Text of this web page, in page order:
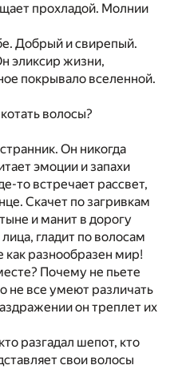
прохладой. Молнии
Добрый и свирепый.
эликсир жизни,
покрывало вселенной.
волосы?
Он никогда
эмоции и запахи
то встречает рассвет,
Скачет по загривкам
и манит в дорогу
гладит по волосам
как разнообразен мир!
Почему не пьете
не все умеют различать
он треплет их
разгадал шепот, кто
свои волосы